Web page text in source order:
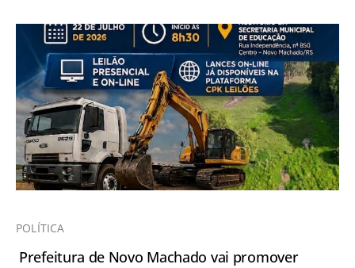
POLÍTICA
Prefeitura de Novo Machado vai promover